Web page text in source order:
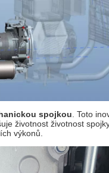
spojkou . Toto
životnost životnost
výkonů.